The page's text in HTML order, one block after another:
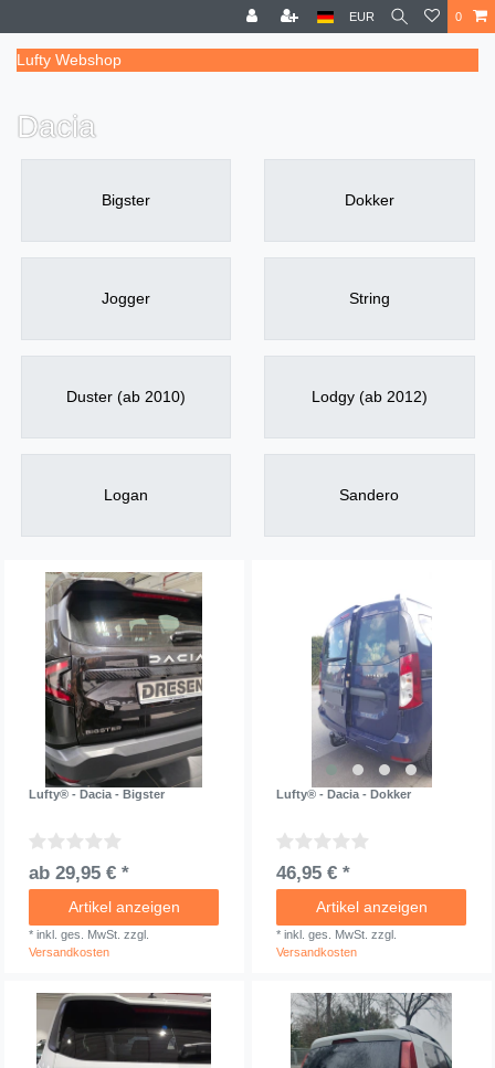
EUR 0
Lufty Webshop
Dacia
Bigster Dokker
Jogger String
Duster (ab 2010) Lodgy (ab 2012)
Logan Sandero
Lufty® - Dacia - Bigster
ab 29,95 € *
Artikel anzeigen
* inkl. ges. MwSt. zzgl.
Versandkosten
Lufty® - Dacia - Dokker
46,95 € *
Artikel anzeigen
* inkl. ges. MwSt. zzgl.
Versandkosten